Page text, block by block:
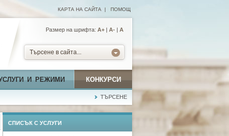
КАРТА НА САЙТА | ПОМОЩ
Размер на шрифта: А+ | A- | A
Търсене в сайта...
И РЕЖИМИ КОНКУРСИ
ТЪРСЕНЕ
СПИСЪК С УСЛУГИ